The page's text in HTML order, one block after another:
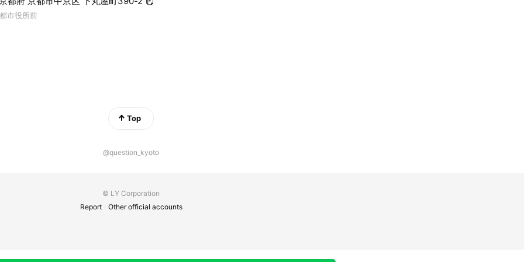
市役所前
Top
@question_kyoto
© LY Corporation
Report
Other official accounts